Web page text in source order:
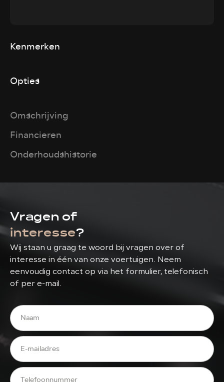
Kenmerken
Opties
Omschrijving
Financieren
Onderhoudshistorie
Vragen of
interesse?
Wij staan u graag te woord bij vragen over of
interesse in één van onze voertuigen. Neem
eenvoudig contact op via het formulier, telefonisch
of per e-mail.